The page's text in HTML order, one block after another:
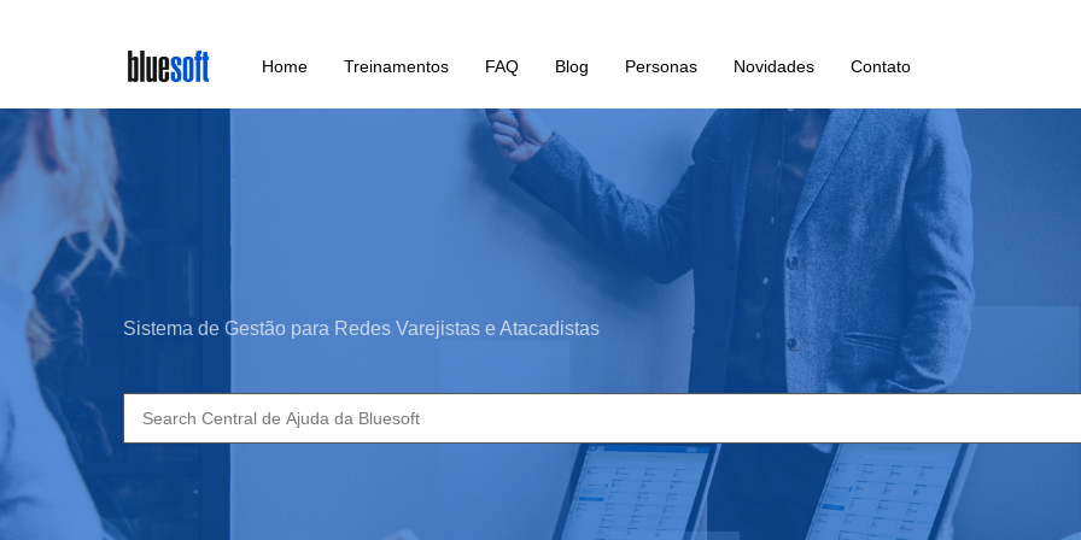
main
content
Home Treinamentos FAQ Blog Personas Novidades Contato
Sistema de Gestão para Redes Varejistas e Atacadistas
Search
for: